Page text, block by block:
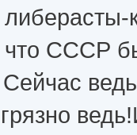
что СССР